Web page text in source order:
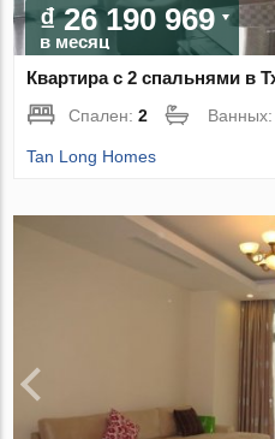
₫ 26 190 969
в месяц
Квартира с 2 спальнями в
Спален:2
Tan Long Homes